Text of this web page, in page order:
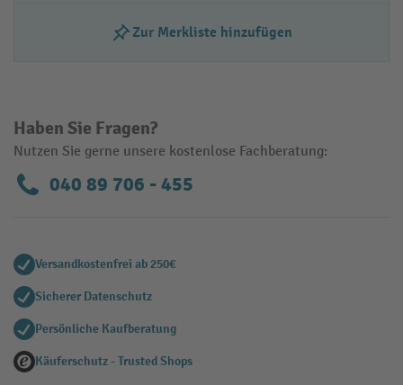
Zur Merkliste hinzufügen
Haben Sie Fragen?
Nutzen Sie gerne unsere kostenlose Fachberatung:
040 89 706 - 455
Versandkostenfrei ab 250€
Sicherer Datenschutz
Persönliche Kaufberatung
Käuferschutz - Trusted Shops